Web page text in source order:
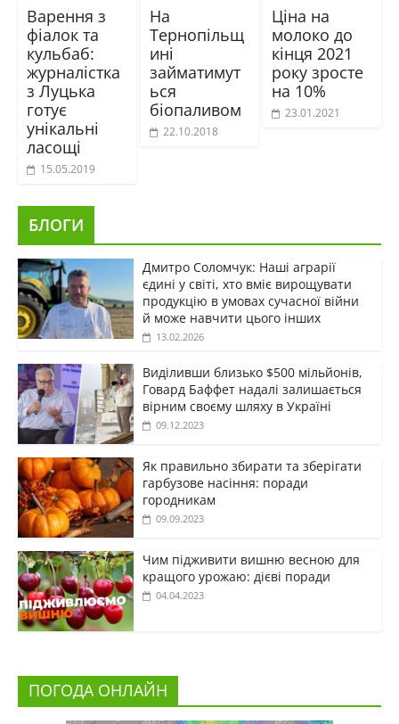
Варення з
фіалок та
кульбаб:
журналістка
з Луцька
готує
унікальні
ласощі
15.05.2019
На
Тернопільщ
ині
займатимут
ься
біопаливом
22.10.2018
Ціна на
молоко до
кінця 2021
року зросте
на 10%
23.01.2021
БЛОГИ
Дмитро Соломчук: Наші аграрії
єдині у світі, хто вміє вирощувати
продукцію в умовах сучасної війни
й може навчити цього інших
13.02.2026
Виділивши близько $500 мільйонів,
Говард Баффет надалі залишається
вірним своєму шляху в Україні
09.12.2023
Як правильно збирати та зберігати
гарбузове насіння: поради
городникам
09.09.2023
Чим підживити вишню весною для
кращого урожаю: дієві поради
04.04.2023
ПОГОДА ОНЛАЙН